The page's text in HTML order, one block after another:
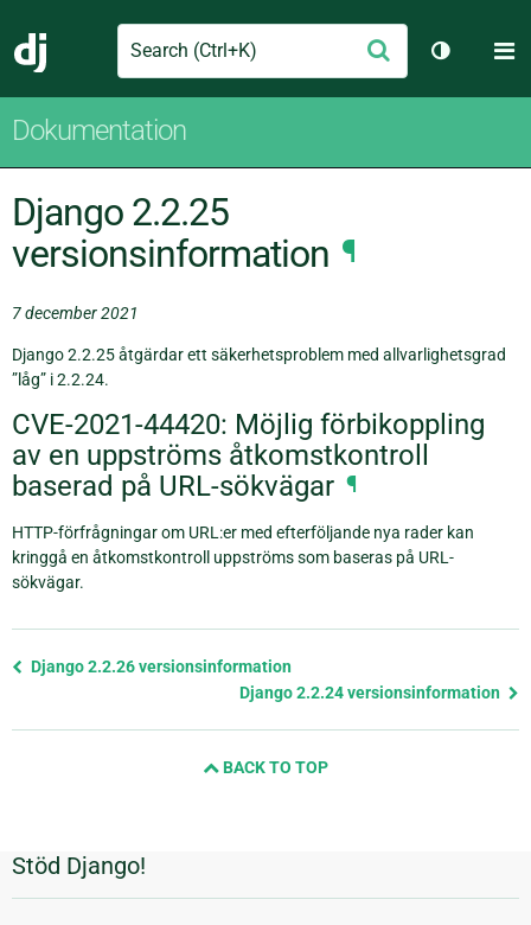
Django
Search Skicka
Växla
Dokumentation
Django 2.2.25
versionsinformation ¶
7 december 2021
Django 2.2.25 åtgärdar ett säkerhetsproblem med allvarlighetsgrad
”låg” i 2.2.24.
CVE-2021-44420: Möjlig förbikoppling
av en uppströms åtkomstkontroll
baserad på URL-sökvägar ¶
HTTP-förfrågningar om URL:er med efterföljande nya rader kan
kringgå en åtkomstkontroll uppströms som baseras på URL-
sökvägar.
Föregående
Django 2.2.26 versionsinformation
Django 2.2.24 versionsinformation
BACK TO TOP
Ytterligare
information
Stöd Django!